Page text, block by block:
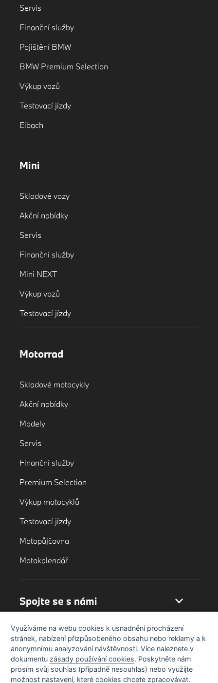
Servis
Finanční služby
Pojištění BMW
BMW Premium Selection
Výkup vozů
Testovací jízdy
Eibach
Mini
Skladové vozy
Akční nabídky
Servis
Finanční služby
Mini NEXT
Výkup vozů
Testovací jízdy
Motorrad
Skladové motocykly
Akční nabídky
Modely
Servis
Finanční služby
Premium Selection
Výkup motocyklů
Testovací jízdy
Motopůjčovna
Motokalendář
Spojte se s námi
Využíváme na webu cookies k usnadnění procházení
stránek, nabízení přizpůsobeného obsahu nebo reklamy a k
anonymnímu analyzování návštěvnosti. Více naleznete v
dokumentu zásady používání cookies. Poskytněte nám
prosím svůj souhlas (případně nesouhlas) nebo využijte
možnost nastavení, které cookies chcete zpracovávat.